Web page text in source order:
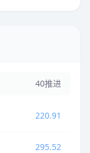
40推进
220.91
295.52